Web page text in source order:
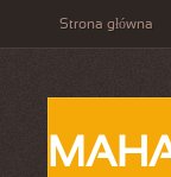
Strona główna